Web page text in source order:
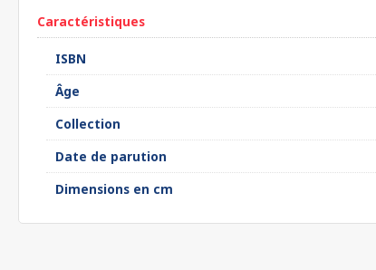
Caractéristiques
ISBN
Âge
Collection
Date de parution
Dimensions en cm